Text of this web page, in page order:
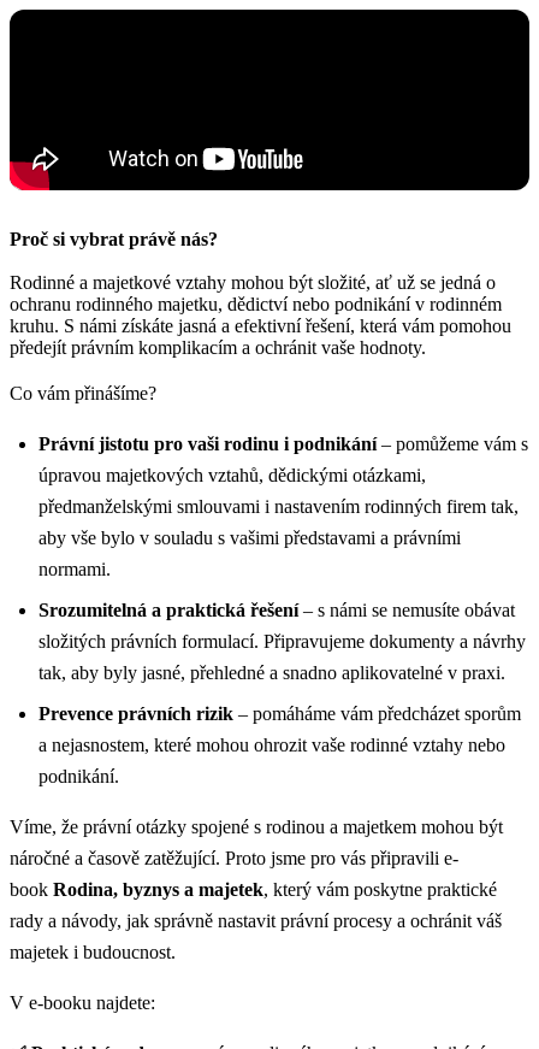
Proč si vybrat právě nás?
Rodinné a majetkové vztahy mohou být složité, ať už se jedná o
ochranu rodinného majetku, dědictví nebo podnikání v rodinném
kruhu. S námi získáte jasná a efektivní řešení, která vám pomohou
předejít právním komplikacím a ochránit vaše hodnoty.
Co vám přinášíme?
Právní jistotu pro vaši rodinu i podnikání– pomůžeme vám s
úpravou majetkových vztahů, dědickými otázkami,
předmanželskými smlouvami i nastavením rodinných firem tak,
aby vše bylo v souladu s vašimi představami a právními
normami.
Srozumitelná a praktická řešení– s námi se nemusíte obávat
složitých právních formulací. Připravujeme dokumenty a návrhy
tak, aby byly jasné, přehledné a snadno aplikovatelné v praxi.
Prevence právních rizik – pomáháme vám předcházet sporům
a nejasnostem, které mohou ohrozit vaše rodinné vztahy nebo
podnikání.
Víme, že právní otázky spojené s rodinou a majetkem mohou být
náročné a časově zatěžující. Proto jsme pro vás připravili e-
book Rodina, byznys a majetek, který vám poskytne praktické
rady a návody, jak správně nastavit právní procesy a ochránit váš
majetek i budoucnost.
V e-booku najdete: